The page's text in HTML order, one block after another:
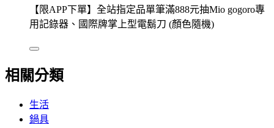
【限APP下單】全站指定品單筆滿888元抽Mio gogoro專
用記錄器、國際牌掌上型電鬍刀 (顏色隨機)
相關分類
生活
鍋具